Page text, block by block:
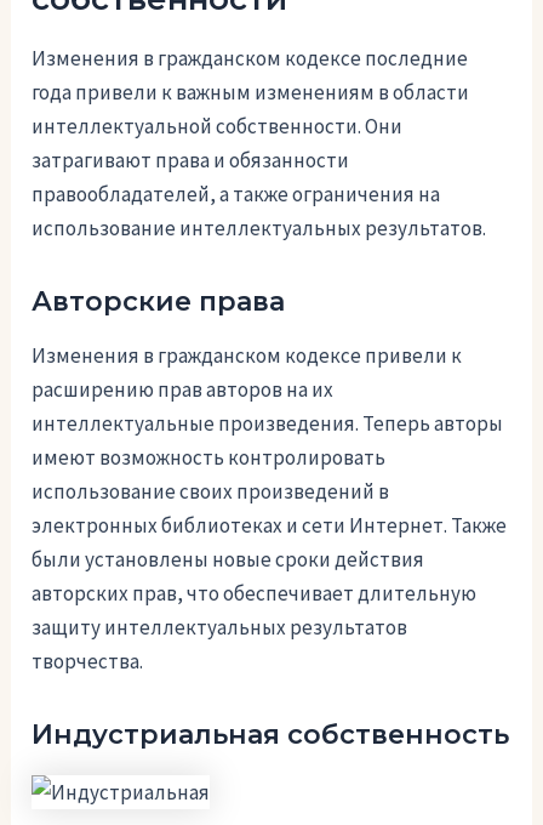
Изменения в гражданском кодексе последние
года привели к важным изменениям в области
интеллектуальной собственности. Они
затрагивают права и обязанности
правообладателей, а также ограничения на
использование интеллектуальных результатов.
Авторские права
Изменения в гражданском кодексе привели к
расширению прав авторов на их
интеллектуальные произведения. Теперь авторы
имеют возможность контролировать
использование своих произведений в
электронных библиотеках и сети Интернет. Также
были установлены новые сроки действия
авторских прав, что обеспечивает длительную
защиту интеллектуальных результатов
творчества.
Индустриальная собственность